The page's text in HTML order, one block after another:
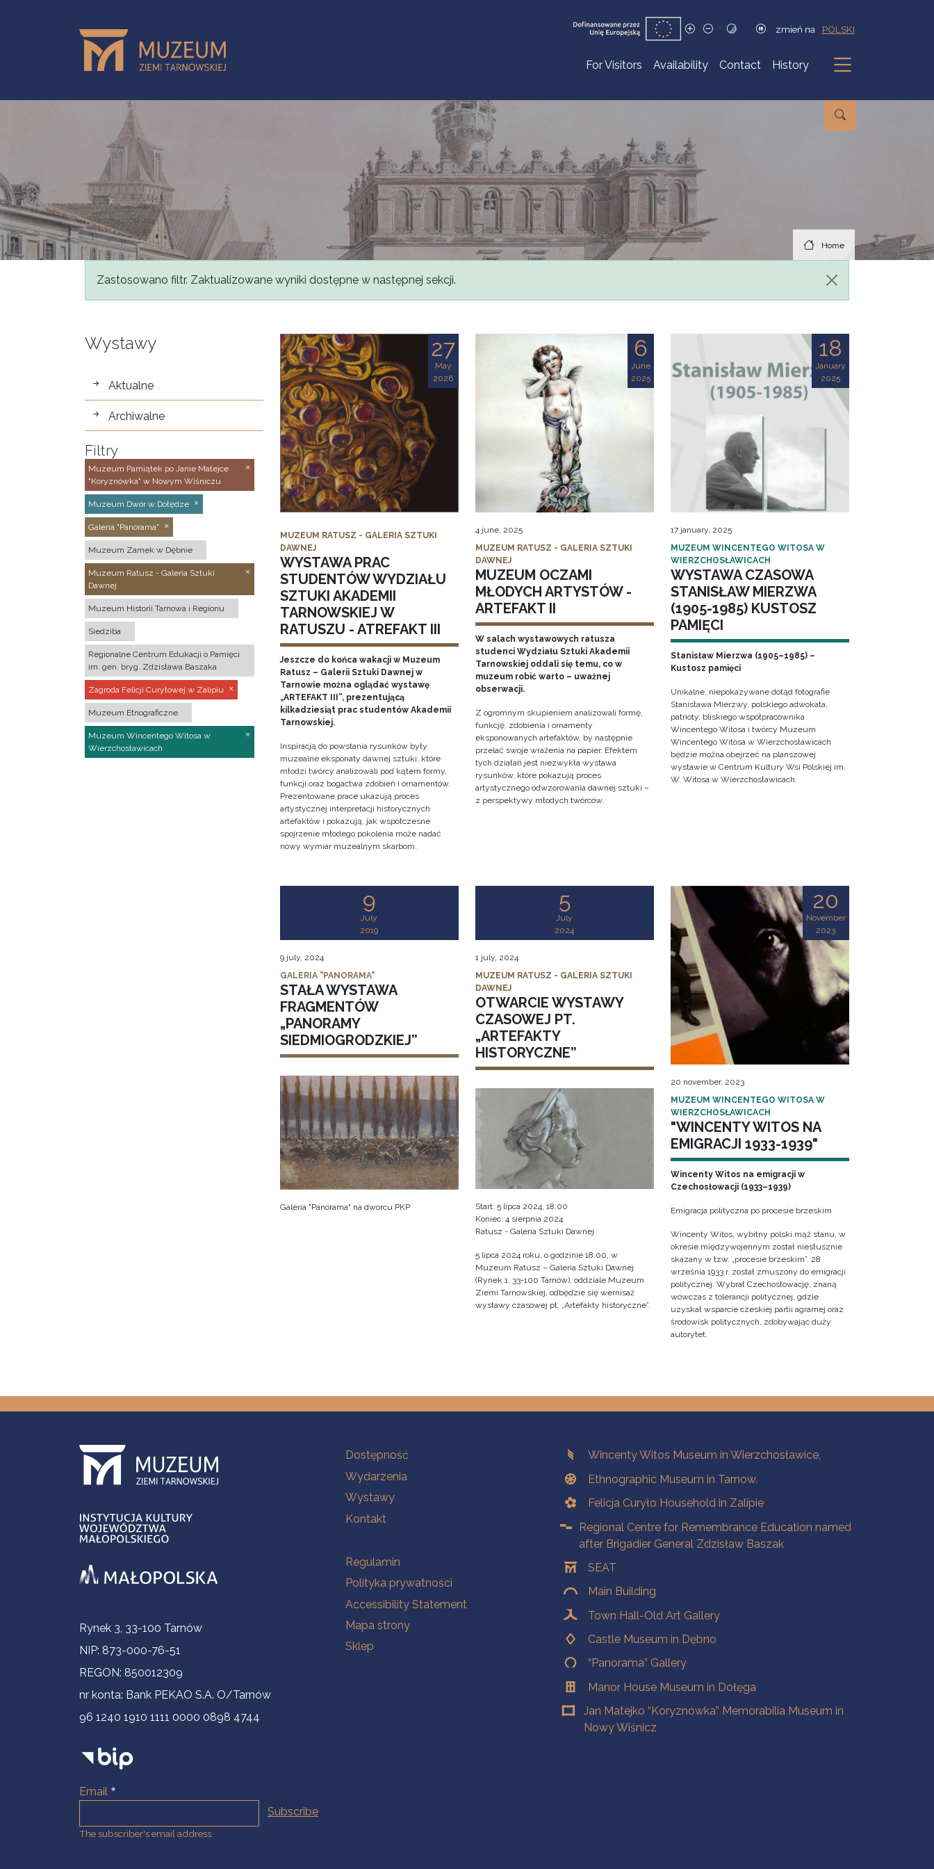
zmień na POLSKI
For Visitors Availability Contact History
Submenu
Home
Status message
Zastosowano filtr. Zaktualizowane wyniki dostępne w następnej sekcji.
Wystawy
wystawy
Aktualne
Archiwalne
Filtry
Muzeum Pamiątek po Janie Matejce
"Koryznówka" w Nowym Wiśniczu
Muzeum Dwór w Dołędze
Galeria "Panorama"
Muzeum Zamek w Dębnie
Muzeum Ratusz - Galeria Sztuki
Dawnej
Muzeum Historii Tarnowa i Regionu
Siedziba
Regionalne Centrum Edukacji o Pamięci
im. gen. bryg. Zdzisława Baszaka
Zagroda Felicji Curyłowej w Zalipiu
Muzeum Etnograficzne
Muzeum Wincentego Witosa w
Wierzchosławicach
27
May
2026
MUZEUM RATUSZ - GALERIA SZTUKI
DAWNEJ
WYSTAWA PRAC
STUDENTÓW WYDZIAŁU
SZTUKI AKADEMII
TARNOWSKIEJ W
RATUSZU - ATREFAKT III
Jeszcze do końca wakacji w Muzeum
Ratusz – Galerii Sztuki Dawnej w
Tarnowie można oglądać wystawę
„ARTEFAKT III”, prezentującą
kilkadziesiąt prac studentów Akademii
Tarnowskiej.
Inspiracją do powstania rysunków były
muzealne eksponaty dawnej sztuki, które
młodzi twórcy analizowali pod kątem formy,
funkcji oraz bogactwa zdobień i ornamentów.
Prezentowane prace ukazują proces
artystycznej interpretacji historycznych
artefaktów i pokazują, jak współczesne
spojrzenie młodego pokolenia może nadać
nowy wymiar muzealnym skarbom.
6
June
2025
4 june, 2025
MUZEUM RATUSZ - GALERIA SZTUKI
DAWNEJ
MUZEUM OCZAMI
MŁODYCH ARTYSTÓW -
ARTEFAKT II
W salach wystawowych ratusza
studenci Wydziału Sztuki Akademii
Tarnowskiej oddali się temu, co w
muzeum robić warto – uważnej
obserwacji.
Z ogromnym skupieniem analizowali formę,
funkcję, zdobienia i ornamenty
eksponowanych artefaktów, by następnie
przelać swoje wrażenia na papier. Efektem
tych działań jest niezwykła wystawa
rysunków, które pokazują proces
artystycznego odwzorowania dawnej sztuki –
z perspektywy młodych twórców.
18
January
2025
17 january, 2025
MUZEUM WINCENTEGO WITOSA W
WIERZCHOSŁAWICACH
WYSTAWA CZASOWA
STANISŁAW MIERZWA
(1905-1985) KUSTOSZ
PAMIĘCI
Stanisław Mierzwa (1905–1985) –
Kustosz pamięci
Unikalne, niepokazywane dotąd fotografie
Stanisława Mierzwy, polskiego adwokata,
patrioty, bliskiego współpracownika
Wincentego Witosa i twórcy Muzeum
Wincentego Witosa w Wierzchosławicach
będzie można obejrzeć na planszowej
wystawie w Centrum Kultury Wsi Polskiej im.
W. Witosa w Wierzchosławicach.
9
July
2019
9 july, 2024
GALERIA "PANORAMA"
STAŁA WYSTAWA
FRAGMENTÓW
„PANORAMY
SIEDMIOGRODZKIEJ”
Galeria "Panorama" na dworcu PKP
5
July
2024
1 july, 2024
MUZEUM RATUSZ - GALERIA SZTUKI
DAWNEJ
OTWARCIE WYSTAWY
CZASOWEJ PT.
„ARTEFAKTY
HISTORYCZNE”
Start: 5 lipca 2024, 18:00
Koniec: 4 sierpnia 2024
Ratusz - Galeria Sztuki Dawnej
5 lipca 2024 roku, o godzinie 18.00, w
Muzeum Ratusz – Galeria Sztuki Dawnej
(Rynek 1, 33-100 Tarnów), oddziale Muzeum
Ziemi Tarnowskiej, odbędzie się wernisaż
wystawy czasowej pt. „Artefakty historyczne”.
20
November
2023
20 november, 2023
MUZEUM WINCENTEGO WITOSA W
WIERZCHOSŁAWICACH
"WINCENTY WITOS NA
EMIGRACJI 1933-1939"
Wincenty Witos na emigracji w
Czechosłowacji (1933–1939)
Emigracja polityczna po procesie brzeskim
Wincenty Witos, wybitny polski mąż stanu, w
okresie międzywojennym został niesłusznie
skazany w tzw. „procesie brzeskim”. 28
września 1933 r. został zmuszony do emigracji
politycznej. Wybrał Czechosłowację, znaną
wówczas z tolerancji politycznej, gdzie
uzyskał wsparcie czeskiej partii agrarnej oraz
środowisk politycznych, zdobywając duży
autorytet.
Contact Information
Rynek 3, 33-100 Tarnów
NIP: 873-000-76-51
REGON: 850012309
nr konta: Bank PEKAO S.A. O/Tarnów
96 1240 1910 1111 0000 0898 4744
Email
The subscriber's email address.
Na skróty.
Dostępność
Wydarzenia
Wystawy
Kontakt
Na skróty.
Regulamin
Polityka prywatności
Accessibility Statement
Mapa strony
Sklep
BranchesWincenty Witos Museum in Wierzchosławice,
Ethnographic Museum in Tarnow.
Felicja Curyło Household in Zalipie
Regional Centre for Remembrance Education named
after Brigadier General Zdzisław Baszak
SEAT
Main Building
Town Hall-Old Art Gallery
Castle Museum in Dębno
“Panorama” Gallery
Manor House Museum in Dołęga
Jan Matejko “Koryznówka” Memorabilia Museum in
Nowy Wiśnicz